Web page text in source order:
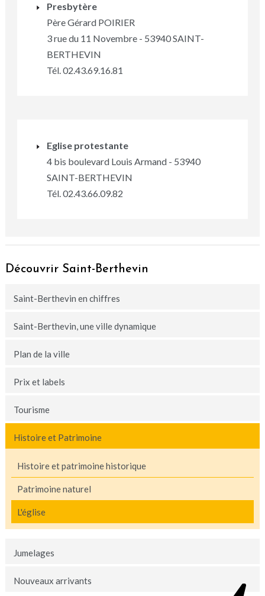
Presbytère
Père Gérard POIRIER
3 rue du 11 Novembre - 53940 SAINT-
BERTHEVIN
Tél. 02.43.69.16.81
Eglise protestante
4 bis boulevard Louis Armand - 53940
SAINT-BERTHEVIN
Tél. 02.43.66.09.82
Découvrir Saint-Berthevin
Saint-Berthevin en chiffres
Saint-Berthevin, une ville dynamique
Plan de la ville
Prix et labels
Tourisme
Histoire et Patrimoine
Histoire et patrimoine historique
Patrimoine naturel
L'église
Jumelages
Nouveaux arrivants